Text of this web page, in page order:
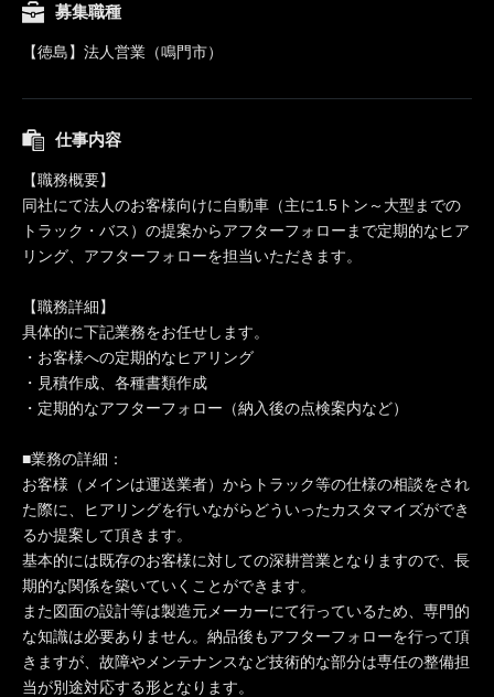
募集職種
【徳島】法人営業（鳴門市）
仕事内容
【職務概要】
同社にて法人のお客様向けに自動車（主に1.5トン～大型までの
トラック・バス）の提案からアフターフォローまで定期的なヒア
リング、アフターフォローを担当いただきます。
【職務詳細】
具体的に下記業務をお任せします。
・お客様への定期的なヒアリング
・見積作成、各種書類作成
・定期的なアフターフォロー（納入後の点検案内など）
■業務の詳細：
お客様（メインは運送業者）からトラック等の仕様の相談をされ
た際に、ヒアリングを行いながらどういったカスタマイズができ
るか提案して頂きます。
基本的には既存のお客様に対しての深耕営業となりますので、長
期的な関係を築いていくことができます。
また図面の設計等は製造元メーカーにて行っているため、専門的
な知識は必要ありません。納品後もアフターフォローを行って頂
きますが、故障やメンテナンスなど技術的な部分は専任の整備担
当が別途対応する形となります。